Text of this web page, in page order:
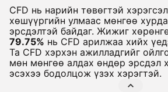
CFD нь нарийн төвөгтэй
хөшүүргийн улмаас мөнгөө
эрсдэлтэй байдаг. Жижиг
79.75% нь CFD арилжаа хийх
Та CFD хэрхэн ажилладгийг
мөн мөнгөө алдах өндөр эрсдэл
эсэхээ бодолцож үзэх хэрэгтэй.